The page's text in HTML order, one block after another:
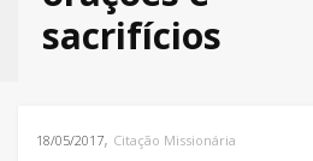
sacrifícios
18/05/2017, Citação Missionária